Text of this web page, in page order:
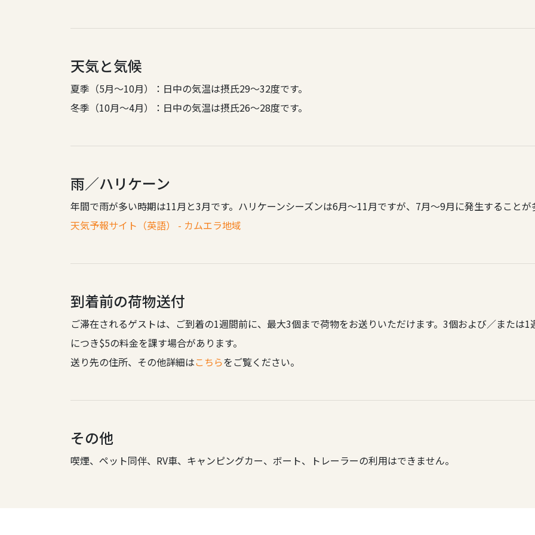
天気と気候
夏季（5月～10月）：日中の気温は摂氏29～32度です。
冬季（10月～4月）：日中の気温は摂氏26～28度です。
雨／ハリケーン
年間で雨が多い時期は11月と3月です。ハリケーンシーズンは6月～11月ですが、7月～9月に発生することが
天気予報サイト（英語） - カムエラ地域
到着前の荷物送付
ご滞在されるゲストは、ご到着の1週間前に、最大3個まで荷物をお送りいただけます。3個および／または
につき$5の料金を課す場合があります。
送り先の住所、その他詳細はこちらをご覧ください。
その他
喫煙、ペット同伴、RV車、キャンピングカー、ボート、トレーラーの利用はできません。